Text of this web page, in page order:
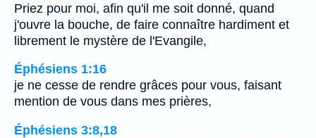
Priez pour moi, afin qu'il me soit donné, quand
j'ouvre la bouche, de faire connaître hardiment et
librement le mystère de l'Evangile,
Éphésiens 1:16
je ne cesse de rendre grâces pour vous, faisant
mention de vous dans mes prières,
Éphésiens 3:8,18